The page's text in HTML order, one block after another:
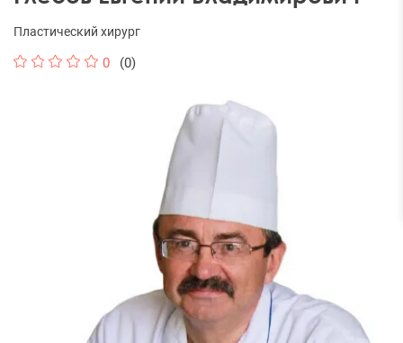
Пластический хирург
0 (0)